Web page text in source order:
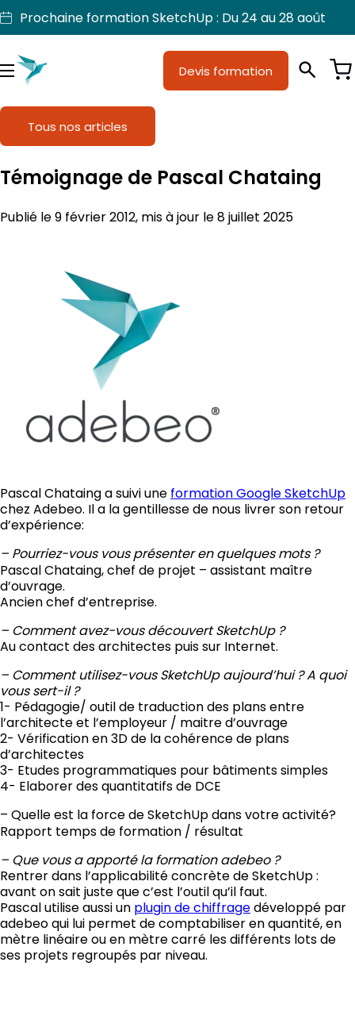
Aller
au
contenu
Prochaine formation SketchUp : Du 24 au 28 août
MenuJe suis
Licences SketchUp
Nos produits
Support
Devis formation
Tous nos articles
Témoignage de Pascal Chataing
Publié le 9 février 2012, mis à jour le 8 juillet 2025
Pascal Chataing a suivi une formation Google SketchUp
chez Adebeo. Il a la gentillesse de nous livrer son retour
d’expérience:
– Pourriez-vous vous présenter en quelques mots ?
Pascal Chataing, chef de projet – assistant maître
d’ouvrage.
Ancien chef d’entreprise.
– Comment avez-vous découvert SketchUp ?
Au contact des architectes puis sur Internet.
– Comment utilisez-vous SketchUp aujourd’hui ? A quoi
vous sert-il ?
1- Pédagogie/ outil de traduction des plans entre
l’architecte et l’employeur / maitre d’ouvrage
2- Vérification en 3D de la cohérence de plans
d’architectes
3- Etudes programmatiques pour bâtiments simples
4- Elaborer des quantitatifs de DCE
– Quelle est la force de SketchUp dans votre activité?
Rapport temps de formation / résultat
– Que vous a apporté la formation adebeo ?
Rentrer dans l’applicabilité concrète de SketchUp :
avant on sait juste que c’est l’outil qu’il faut.
Pascal utilise aussi un plugin de chiffrage développé par
adebeo qui lui permet de comptabiliser en quantité, en
mètre linéaire ou en mètre carré les différents lots de
ses projets regroupés par niveau.